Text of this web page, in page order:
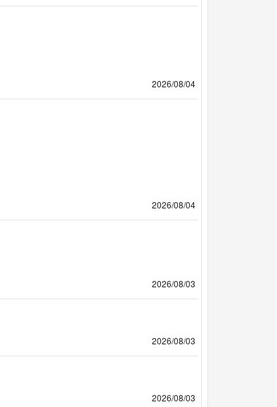
2026/08/04
2026/08/04
2026/08/03
2026/08/03
2026/08/03